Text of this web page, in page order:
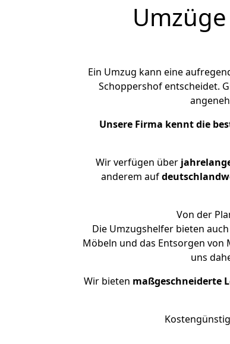
Ein Umzug kann eine
Schoppershof entscheidet.
Unsere Firma kennt die
Wir verfügen über
anderem auf
Von der
Die Umzugshelfer bieten
Möbeln und das Entsorgen von
uns
Wir bieten maßgeschneiderte